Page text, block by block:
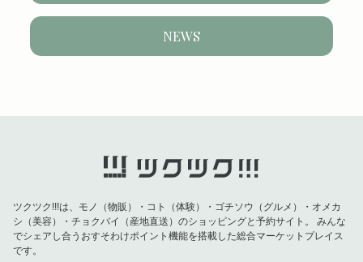
NEWS
ツクツク!!!は、モノ（物販）・コト（体験）・ゴチソウ（グルメ）・オメカ
シ（美容）・チョクバイ（産地直送）のショッピングと予約サイト。
みんな
でシェアし合うおすそわけポイント機能を搭載した総合マーケットプレイス
です。